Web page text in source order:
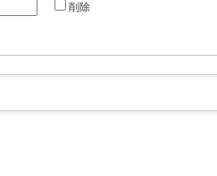
削除